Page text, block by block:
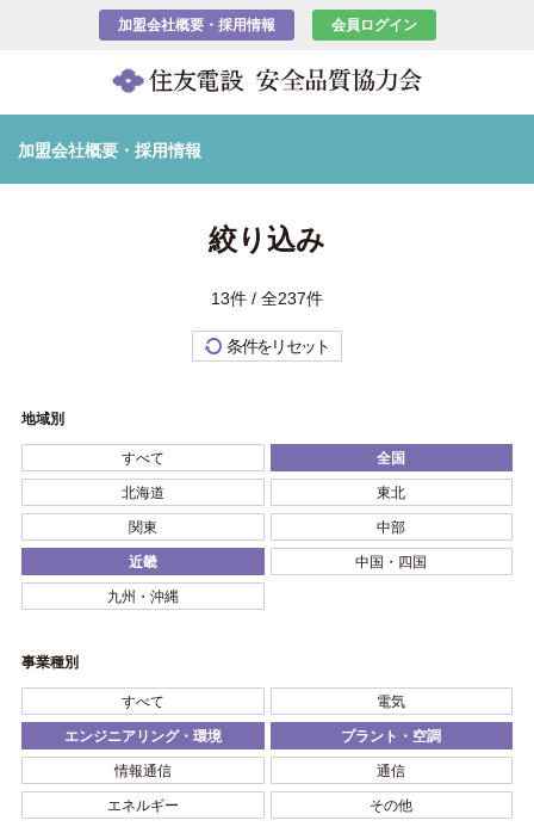
加盟会社概要・採用情報 会員ログイン
加盟会社概要・採用情報
絞り込み
13件 / 全237件
条件をリセット
地域別
すべて 全国
北海道 東北
関東 中部
近畿 中国・四国
九州・沖縄
事業種別
すべて 電気
エンジニアリング・環境 プラント・空調
情報通信 通信
エネルギー その他